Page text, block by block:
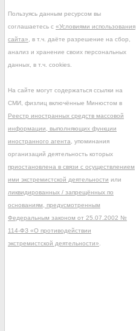
Пользуясь данным ресурсом вы
соглашаетесь с «Условиями использования
сайта» , в т.ч. даёте разрешение на сбор,
анализ и хранение своих персональных
данных, в т.ч. cookies.
На сайте могут содержаться ссылки на
СМИ, физлиц включённые Минюстом в
Реестр иностранных средств массовой
информации, выполняющих функции
иностранного агента , упоминания
организаций деятельность которых
приостановлена в связи с осуществлением
ими экстремистской деятельности или
ликвидированных / запрещённых по
основаниям, предусмотренным
Федеральным законом от 25.07.2002 №
114-ФЗ «О противодействии
экстремистской деятельности»